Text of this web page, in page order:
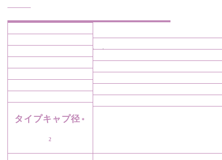
（Level:N.mの代
方式
さ
~260㎜
タイプキャプ径 ＊
2